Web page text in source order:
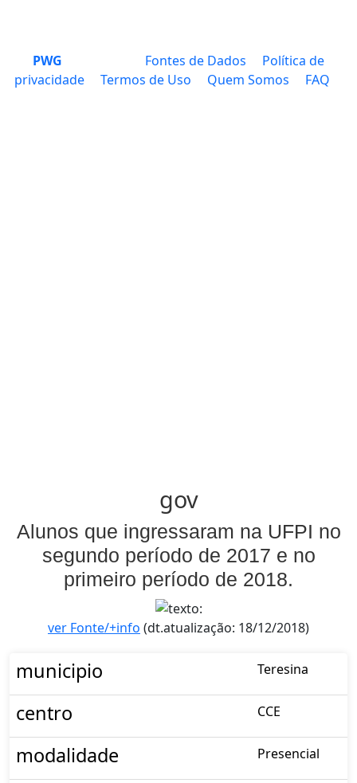
PWG Fontes de Dados
Política de
privacidade
Termos de Uso Quem Somos FAQ
gov
Alunos que ingressaram na UFPI no
segundo período de 2017 e no
primeiro período de 2018.
ver Fonte/+info (dt.atualização: 18/12/2018)
municipio Teresina
centro CCE
modalidade Presencial